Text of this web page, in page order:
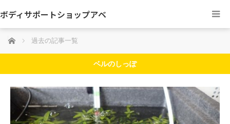
ボディサポートショップアベ
ホーム 過去の記事一覧
ベルのしっぽ